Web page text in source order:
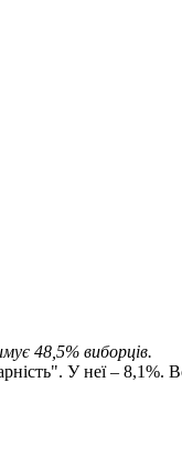
48,5% виборців.
У неї – 8,1%.